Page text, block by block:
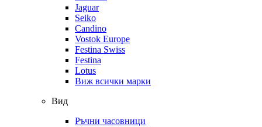
Jaguar
Seiko
Candino
Vostok Europe
Festina Swiss
Festina
Lotus
Виж всички марки
Вид
Ръчни часовници